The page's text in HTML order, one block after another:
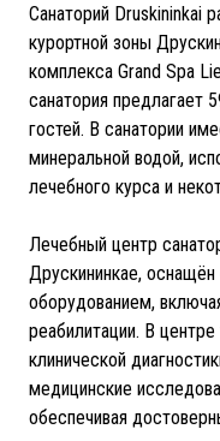
Санаторий Druskininkai
курортной зоны
комплекса Grand Spa
санатория предлагает
гостей. В санатории
минеральной водой,
лечебного курса и
Лечебный центр
Друскининкае,
оборудованием,
реабилитации. В
клинической
медицинские
обеспечивая